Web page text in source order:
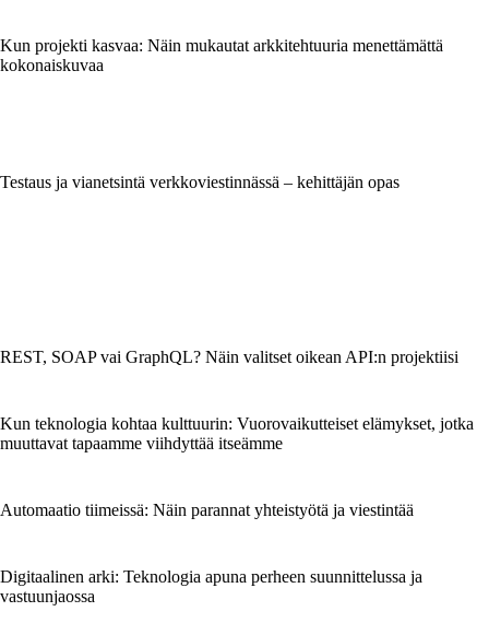
Kun projekti kasvaa: Näin mukautat arkkitehtuuria menettämättä
kokonaiskuvaa
Testaus ja vianetsintä verkkoviestinnässä – kehittäjän opas
REST, SOAP vai GraphQL? Näin valitset oikean API:n projektiisi
Kun teknologia kohtaa kulttuurin: Vuorovaikutteiset elämykset, jotka
muuttavat tapaamme viihdyttää itseämme
Automaatio tiimeissä: Näin parannat yhteistyötä ja viestintää
Digitaalinen arki: Teknologia apuna perheen suunnittelussa ja
vastuunjaossa